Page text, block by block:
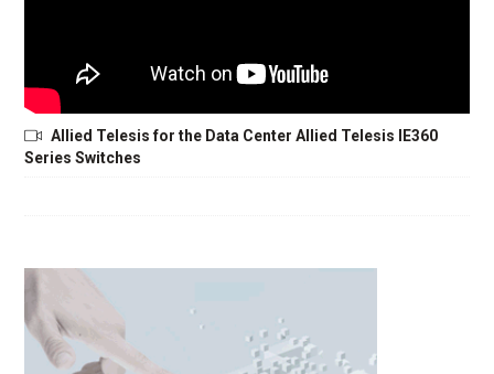
Allied Telesis for the Data Center Allied Telesis IE360
Series Switches